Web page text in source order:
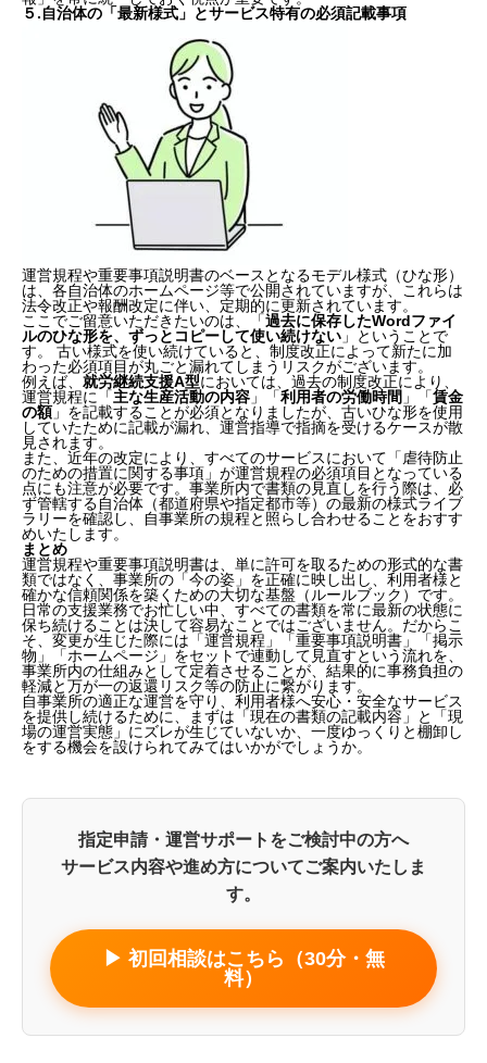
５.自治体の「最新様式」とサービス特有の必須記載事項
運営規程や重要事項説明書のベースとなるモデル様式（ひな形）
は、各自治体のホームページ等で公開されていますが、これらは
法令改正や報酬改定に伴い、定期的に更新されています。
ここでご留意いただきたいのは、「過去に保存したWordファイ
ルのひな形を、ずっとコピーして使い続けない 」ということで
す。 古い様式を使い続けていると、制度改正によって新たに加
わった必須項目が丸ごと漏れてしまうリスクがございます。
例えば、 就労継続支援A型においては、過去の制度改正により、
運営規程に「主な生産活動の内容 」「利用者の労働時間 」「賃金
の額」を記載することが必須となりましたが、古いひな形を使用
していたために記載が漏れ、運営指導で指摘を受けるケースが散
見されます。
また、近年の改定により、すべてのサービスにおいて「虐待防止
のための措置に関する事項」が運営規程の必須項目となっている
点にも注意が必要です。事業所内で書類の見直しを行う際は、必
ず管轄する自治体（都道府県や指定都市等）の最新の様式ライブ
ラリーを確認し、自事業所の規程と照らし合わせることをおすす
めいたします。
まとめ
運営規程や重要事項説明書は、単に許可を取るための形式的な書
類ではなく、事業所の「今の姿」を正確に映し出し、利用者様と
確かな信頼関係を築くための大切な基盤（ルールブック）です。
日常の支援業務でお忙しい中、すべての書類を常に最新の状態に
保ち続けることは決して容易なことではございません。だからこ
そ、変更が生じた際には「運営規程」「重要事項説明書」「掲示
物」「ホームページ」をセットで連動して見直すという流れを、
事業所内の仕組みとして定着させることが、結果的に事務負担の
軽減と万が一の返還リスク等の防止に繋がります。
自事業所の適正な運営を守り、利用者様へ安心・安全なサービス
を提供し続けるために、まずは「現在の書類の記載内容」と「現
場の運営実態」にズレが生じていないか、一度ゆっくりと棚卸し
をする機会を設けられてみてはいかがでしょうか。
指定申請・運営サポートをご検討中の方へ
サービス内容や進め方についてご案内いたしま
す。
▶ 初回相談はこちら（30分・無
料）
４.見落としがちな「掲示物」と「ホームページ」の統
５.自治体の「最新様式」とサービス特有の必須記載事
まとめ